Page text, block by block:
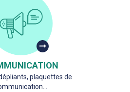
plaquettes de